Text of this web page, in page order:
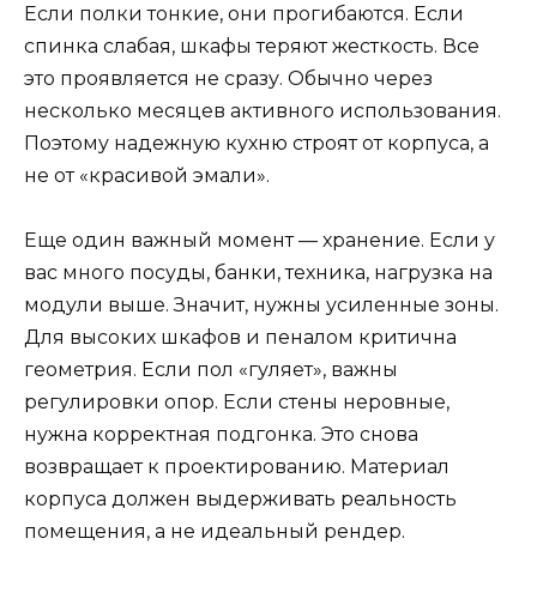
Если полки тонкие, они прогибаются. Если
спинка слабая, шкафы теряют жесткость. Все
это проявляется не сразу. Обычно через
несколько месяцев активного использования.
Поэтому надежную кухню строят от корпуса, а
не от «красивой эмали».
Еще один важный момент — хранение. Если у
вас много посуды, банки, техника, нагрузка на
модули выше. Значит, нужны усиленные зоны.
Для высоких шкафов и пеналом критична
геометрия. Если пол «гуляет», важны
регулировки опор. Если стены неровные,
нужна корректная подгонка. Это снова
возвращает к проектированию. Материал
корпуса должен выдерживать реальность
помещения, а не идеальный рендер.